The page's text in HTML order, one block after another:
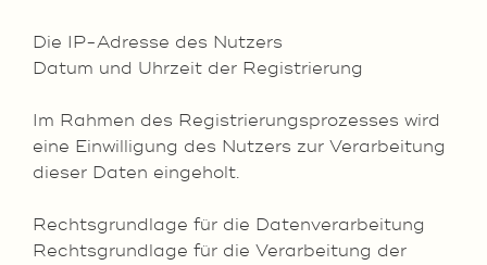
Die IP-Adresse des Nutzers
Datum und Uhrzeit der Registrierung
Im Rahmen des Registrierungsprozesses wird
eine Einwilligung des Nutzers zur Verarbeitung
dieser Daten eingeholt.
Rechtsgrundlage für die Datenverarbeitung
Rechtsgrundlage für die Verarbeitung der